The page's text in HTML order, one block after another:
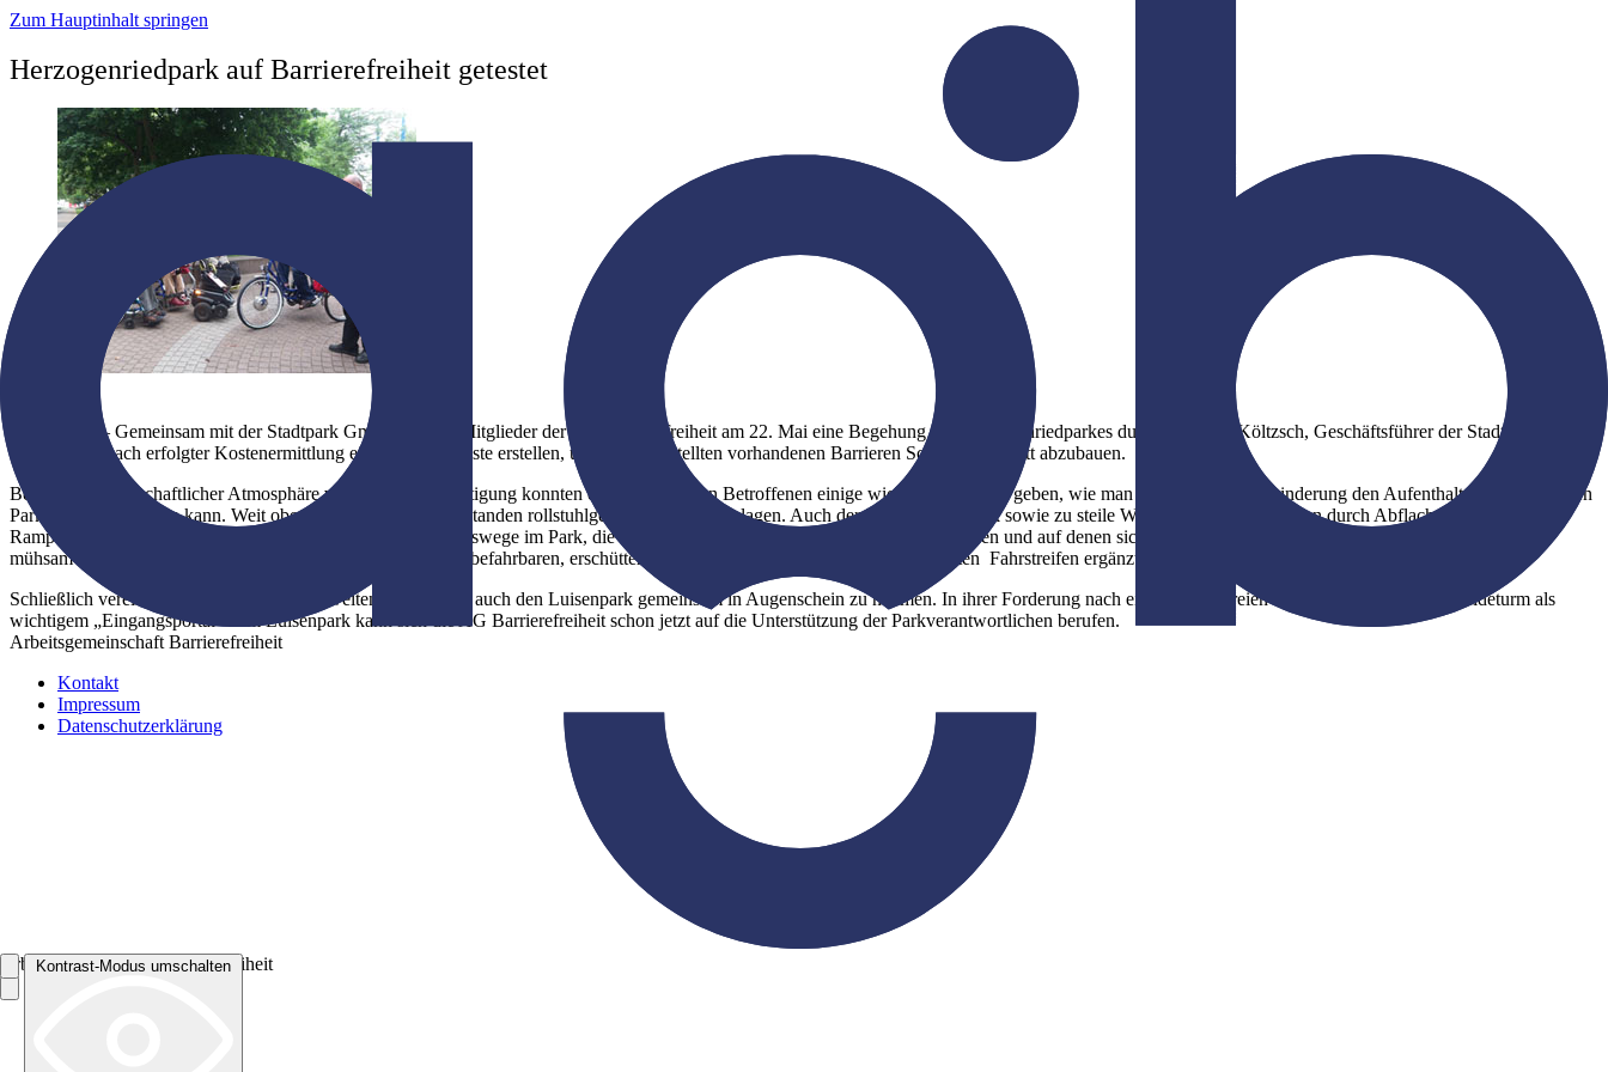
Arbeitsgemeinschaft Barrierefreiheit
Kontrast-Modus umschalten
Zum Hauptinhalt springen
Herzogenriedpark auf Barrierefreiheit getestet
12.07.2012 – Gemeinsam mit der Stadtpark GmbH führten Mitglieder der AG Barrierefreiheit am 22. Mai eine Begehung des Herzogenriedparkes durch. Joachim Költzsch, Geschäftsführer der Stadtpark
GmbH, will nach erfolgter Kostenermittlung eine Prioritätenliste erstellen, um die festgestellten vorhandenen Barrieren Schritt für Schritt abzubauen.
Bei der in freundschaftlicher Atmosphäre verlaufenen Besichtigung konnten die fachkundigen Betroffenen einige wichtige Hinweise geben, wie man Menschen mit Behinderung den Aufenthalt in dem beliebten
Park weiter erleichtern kann. Weit oben auf der Wunschliste standen rollstuhlgerechte Toilettenanlagen. Auch der Zugang zum Park sowie zu steile Wege im Park selbst sollen durch Abflachung zu steiler
Rampen in Angriff genommen werden. Wichtige Verbindungswege im Park, die noch Kopfsteinpflaster oder Kiesbeläge aufweisen und auf denen sich Rollstuhlfahrer wegen der Bodenbeschaffenheit nur
mühsam fortbewegen können, sollen mit entsprechend leicht befahrbaren, erschütterungsarmen und mindestens ein Meter breiten Fahrstreifen ergänzt werden.
Schließlich vereinbarte man gleich einen zweiten Termin, um auch den Luisenpark gemeinsam in Augenschein zu nehmen. In ihrer Forderung nach einer barrierefreien ÖPNV-Haltestelle Fernmeldeturm als
wichtigem „Eingangsportal“ zum Luisenpark kann sich die AG Barrierefreiheit schon jetzt auf die Unterstützung der Parkverantwortlichen berufen.
Arbeitsgemeinschaft Barrierefreiheit
Kontakt
Impressum
Datenschutzerklärung